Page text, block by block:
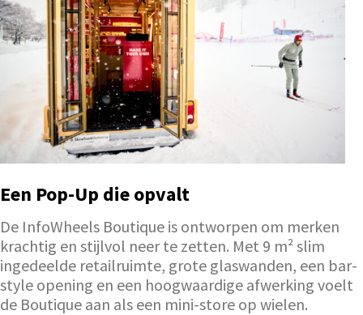
Een Pop-Up die opvalt
De InfoWheels Boutique is ontworpen om merken
krachtig en stijlvol neer te zetten. Met 9 m² slim
ingedeelde retailruimte, grote glaswanden, een bar-
style opening en een hoogwaardige afwerking voelt
de Boutique aan als een mini-store op wielen.